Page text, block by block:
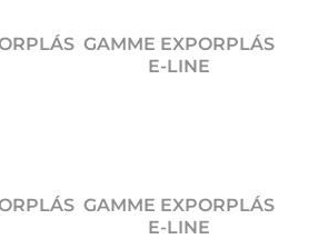
GAMME EXPORPLÁS
E-LINE
GAMME EXPORPLÁS
E-LINE